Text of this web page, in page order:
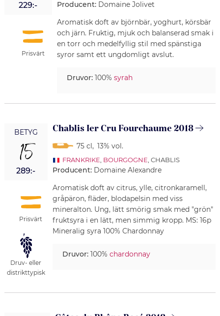
229:-
Prisvärt
Producent: Domaine Jolivet
Aromatisk doft av björnbär, yoghurt, körsbär
och järn. Fruktig, mjuk och balanserad smak i
en torr och medelfyllig stil med spänstiga
syror samt ett ungdomligt avslut.
Druvor:100% syrah
BETYG
15
289:-
Prisvärt
Druv- eller
distrikttypisk
Chablis Ier Cru Fourchaume 2018
75 cl, 13% vol.
FRANKRIKE BOURGOGNE , CHABLIS
Producent: Domaine Alexandre
Aromatisk doft av citrus, ylle, citronkaramell,
gråpäron, fläder, blodapelsin med viss
mineralton. Ung, lätt smörig smak med "grön"
fruktsyra i en lätt, men simmig kropp. MS: 16p
Mineralig syra 100% Chardonnay
Druvor:100% chardonnay